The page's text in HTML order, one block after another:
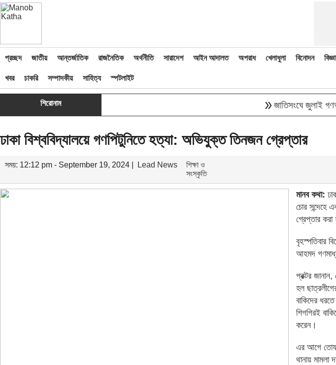
প্রচ্ছদ জাতীয় আন্তর্জাতিক রাজনৈতিক অর্থনীতি সারাদেশ আইন আদালত অপরাধ খেলাধুলা বিনোদন
খবর চাকরি সম্পাদকীয় সাহিত্য স্পটলাইট
শিরোনাম জাতিসংঘে জুলাই
ঢাকা বিশ্ববিদ্যালয়ে গণপিটুনিতে হত্যা: অভিযুক্ত তিনজন গ্রেপ্তার
সময়: 12:12 pm - September 19, 2024 | Lead News
শিক্ষা ও
সংস্কৃতি
মানব কথা:
চোর সন্দেহে
গ্রেপ্তার করা
বৃহস্পতিবার
আহমদ
প্রক্টর
হল
বাকিদের
শিগগিরই
করেন।
এর আগে
থানায় মামলা